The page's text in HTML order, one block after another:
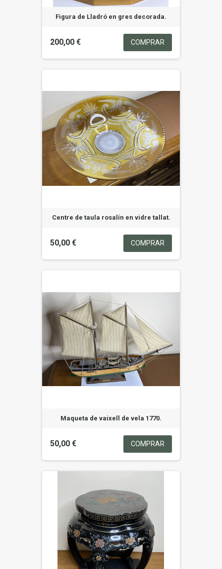
Figura de Lladró en gres decorada.
200,00 € COMPRAR
Centre de taula rosalín en vidre tallat.
50,00 € COMPRAR
Maqueta de vaixell de vela 1770.
50,00 € COMPRAR